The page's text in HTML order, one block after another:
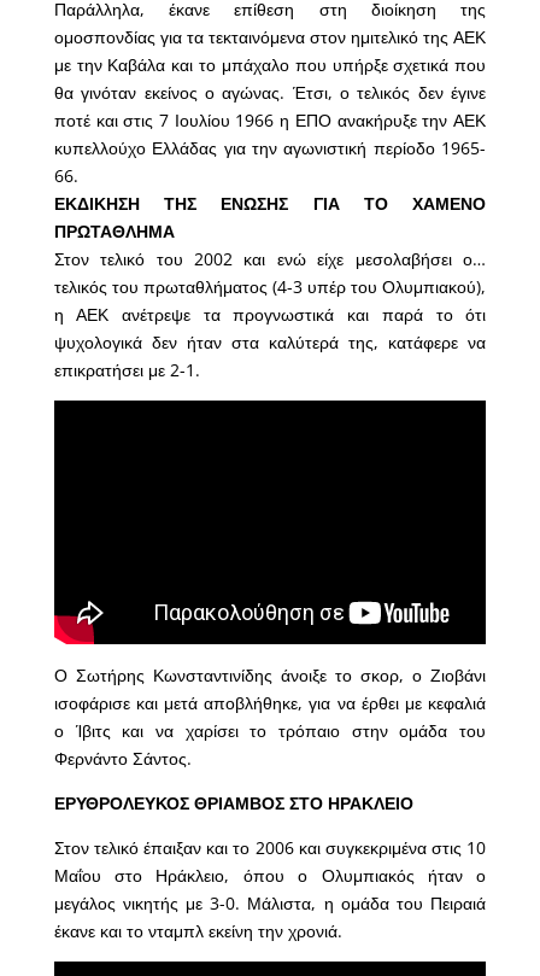
Παράλληλα, έκανε επίθεση στη διοίκηση της
ομοσπονδίας για τα τεκταινόμενα στον ημιτελικό της ΑΕΚ
με την Καβάλα και το μπάχαλο που υπήρξε σχετικά που
θα γινόταν εκείνος ο αγώνας. Έτσι, ο τελικός δεν έγινε
ποτέ και στις 7 Ιουλίου 1966 η ΕΠΟ ανακήρυξε την ΑΕΚ
κυπελλούχο Ελλάδας για την αγωνιστική περίοδο 1965-
66.
ΕΚΔΙΚΗΣΗ ΤΗΣ ΕΝΩΣΗΣ ΓΙΑ ΤΟ ΧΑΜΕΝΟ
ΠΡΩΤΑΘΛΗΜΑ
Στον τελικό του 2002 και ενώ είχε μεσολαβήσει ο…
τελικός του πρωταθλήματος (4-3 υπέρ του Ολυμπιακού),
η ΑΕΚ ανέτρεψε τα προγνωστικά και παρά το ότι
ψυχολογικά δεν ήταν στα καλύτερά της, κατάφερε να
επικρατήσει με 2-1.
Ο Σωτήρης Κωνσταντινίδης άνοιξε το σκορ, ο Ζιοβάνι
ισοφάρισε και μετά αποβλήθηκε, για να έρθει με κεφαλιά
ο Ίβιτς και να χαρίσει το τρόπαιο στην ομάδα του
Φερνάντο Σάντος.
ΕΡΥΘΡΟΛΕΥΚΟΣ ΘΡΙΑΜΒΟΣ ΣΤΟ ΗΡΑΚΛΕΙΟ
Στον τελικό έπαιξαν και το 2006 και συγκεκριμένα στις 10
Μαΐου στο Ηράκλειο, όπου ο Ολυμπιακός ήταν ο
μεγάλος νικητής με 3-0. Μάλιστα, η ομάδα του Πειραιά
έκανε και το νταμπλ εκείνη την χρονιά.